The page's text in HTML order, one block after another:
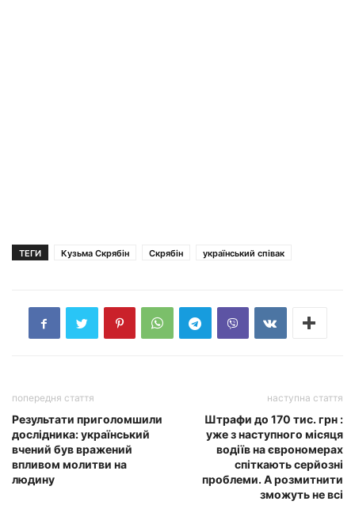
ТЕГИ Кузьма Скрябін Скрябін український співак
попередня стаття
Результати приголомшили
дослідника: український
вчений був вражений
впливом молитви на
людину
наступна стаття
Штрафи до 170 тис. грн :
уже з наступного місяця
водіїв на єврономерах
спіткають серйозні
проблеми. А розмитнити
зможуть не всі